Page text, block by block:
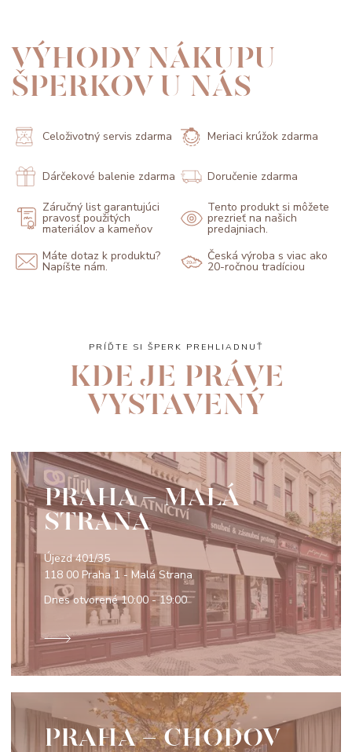
VÝHODY NÁKUPU
ŠPERKOV U NÁS
Celoživotný servis zdarma Meriaci krúžok zdarma
Dárčekové balenie zdarma Doručenie zdarma
Záručný list garantujúci
pravosť použitých
materiálov a kameňov
Tento produkt si môžete
prezrieť na našich
predajniach.
Máte dotaz k produktu?
Napíšte nám.
Česká výroba s viac ako
20-ročnou tradíciou
PRÍĎTE SI ŠPERK PREHLIADNUŤ
KDE JE PRÁVE
VYSTAVENÝ
PRAHA - MALÁ
STRANA
Újezd 401/35
118 00 Praha 1 - Malá Strana
Dnes otvorené10:00 - 19:00
PRAHA - CHODOV